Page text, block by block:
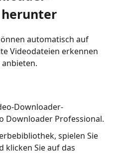
automatisch auf
Videodateien erkennen
Downloader-
Downloader Professional.
spielen Sie
klicken Sie auf das